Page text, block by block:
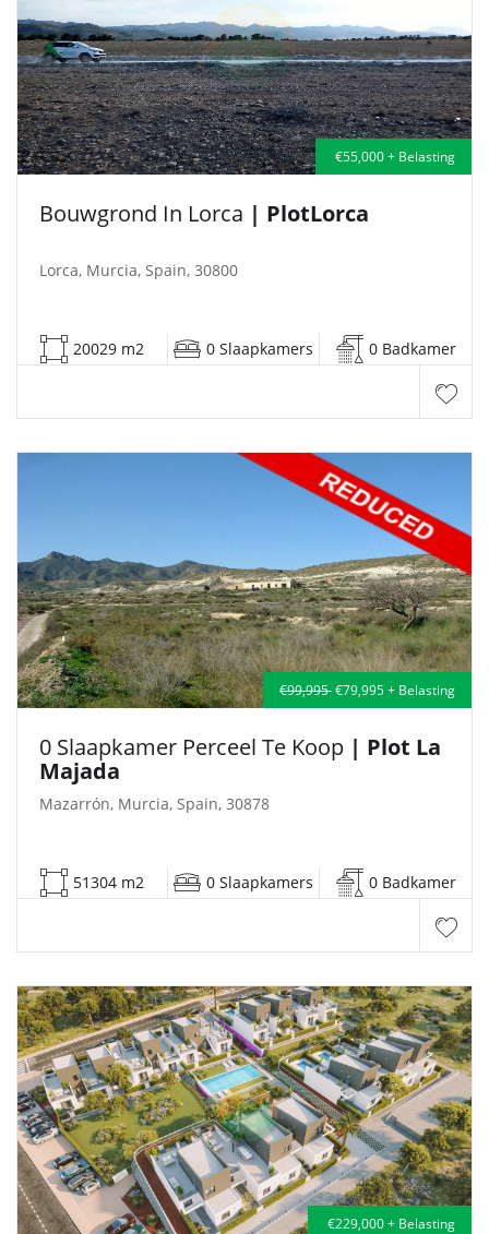
€55,000 + Belasting
Bouwgrond In Lorca | PlotLorca
Lorca, Murcia, Spain, 30800
20029 m2 0 Slaapkamers 0 Badkamer
€99,995€79,995 + Belasting
0 Slaapkamer Perceel Te Koop | Plot La
Majada
Mazarrón, Murcia, Spain, 30878
51304 m2 0 Slaapkamers 0 Badkamer
€229,000 + Belasting